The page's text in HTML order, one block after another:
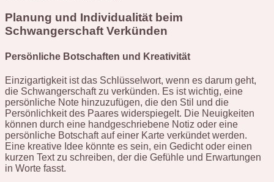
Planung und Individualität beim
Schwangerschaft Verkünden
Persönliche Botschaften und Kreativität
Einzigartigkeit ist das Schlüsselwort, wenn es darum geht,
die Schwangerschaft zu verkünden. Es ist wichtig, eine
persönliche Note hinzuzufügen, die den Stil und die
Persönlichkeit des Paares widerspiegelt. Die Neuigkeiten
können durch eine handgeschriebene Notiz oder eine
persönliche Botschaft auf einer Karte verkündet werden.
Eine kreative Idee könnte es sein, ein Gedicht oder einen
kurzen Text zu schreiben, der die Gefühle und Erwartungen
in Worte fasst.